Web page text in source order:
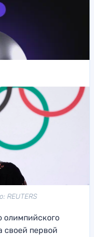
REUTERS
олимпийского
своей первой